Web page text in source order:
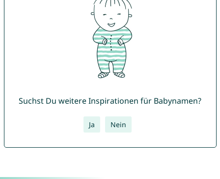
Suchst Du weitere Inspirationen für Babynamen?
Ja Nein